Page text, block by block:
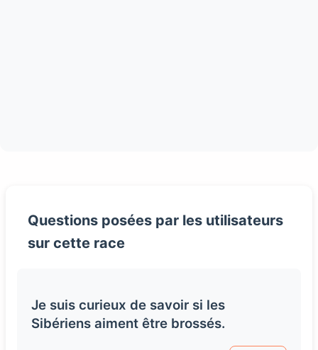
Questions posées par les utilisateurs
sur cette race
Je suis curieux de savoir si les
Sibériens aiment être brossés.